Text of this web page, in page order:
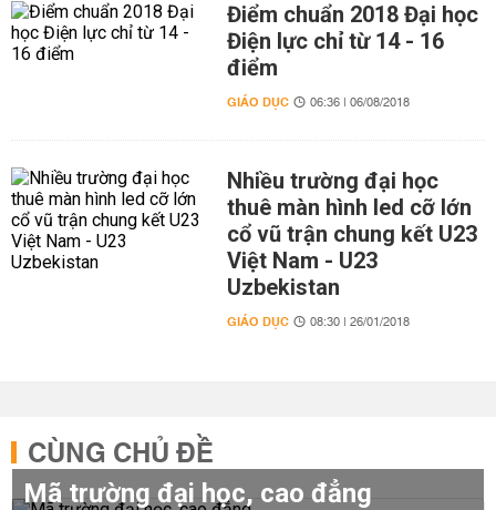
Điểm chuẩn 2018 Đại học
Điện lực chỉ từ 14 - 16
điểm
GIÁO DỤC 06:36 | 06/08/2018
Nhiều trường đại học
thuê màn hình led cỡ lớn
cổ vũ trận chung kết U23
Việt Nam - U23
Uzbekistan
GIÁO DỤC 08:30 | 26/01/2018
CÙNG CHỦ ĐỀ
Mã trường đại học, cao đẳng